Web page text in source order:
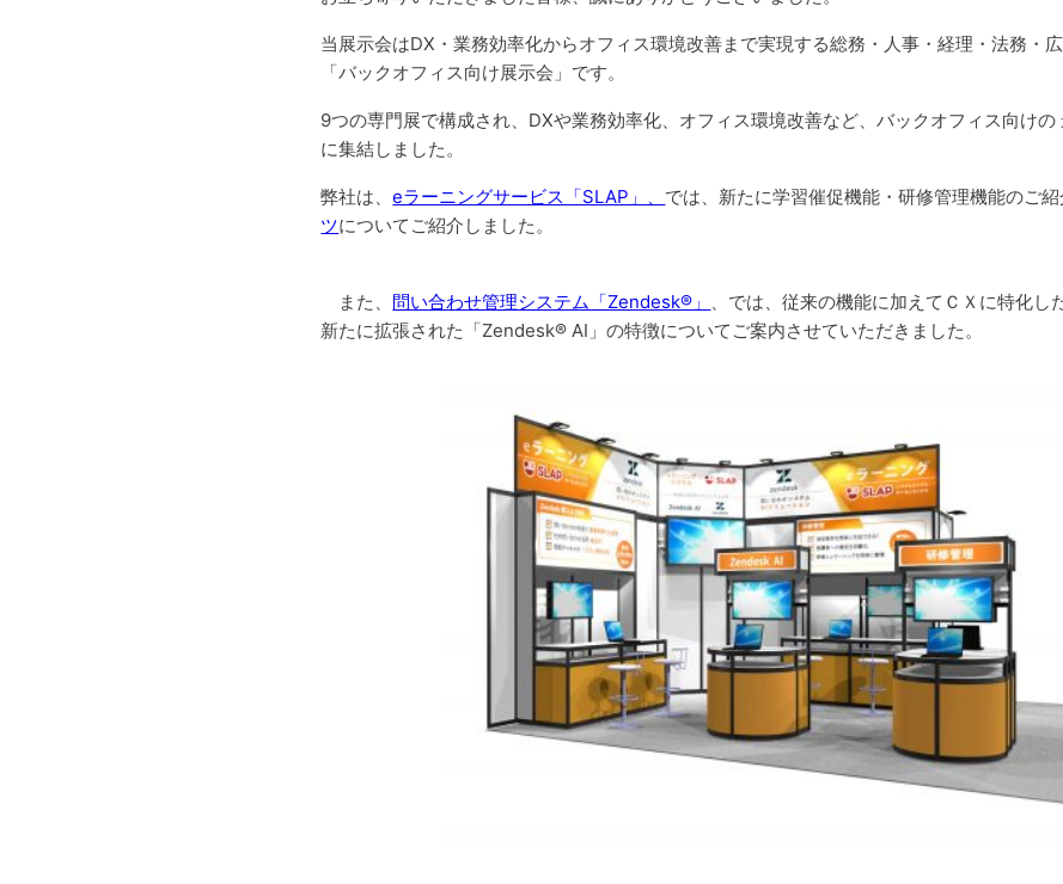
当展示会はDX・業務効率化からオフィス環境改善まで実現する総務・人事・経理・法務・
「バックオフィス向け展示会」です。
9つの専門展で構成され、DXや業務効率化、オフィス環境改善など、バックオフィス向け
に集結しました。
弊社は、eラーニングサービス「SLAP」、 では、新たに学習催促機能・研修管理機能のご
ツについてご紹介しました。
また、 問い合わせ管理システム「Zendesk®」 、では、従来の機能に加えてＣＸに特化し
新たに拡張された「Zendesk® AI」の特徴についてご案内させていただきました。